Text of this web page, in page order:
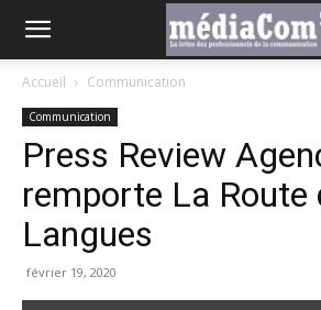
Accueil Communication
Communication
Press Review
remporte La Route
Langues
février 19, 2020